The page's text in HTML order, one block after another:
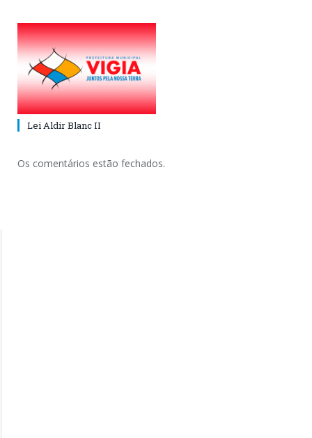
Lei Aldir Blanc II
Os comentários estão fechados.